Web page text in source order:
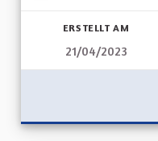
ERSTELLT AM
21/04/2023